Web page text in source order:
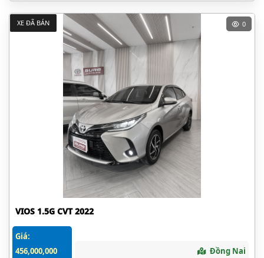
VIOS 1.5G CVT 2022
Giá:
456,000,000
Đồng Nai
XE ĐÃ BÁN 0